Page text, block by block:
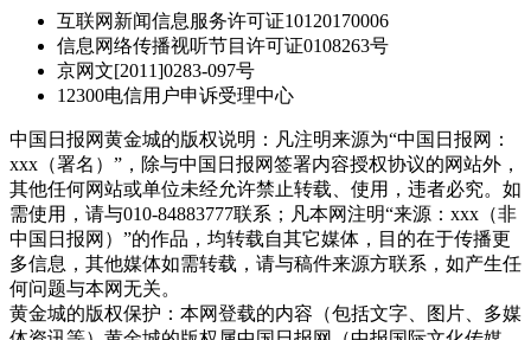
互联网新闻信息服务许可证10120170006
信息网络传播视听节目许可证0108263号
京网文[2011]0283-097号
12300电信用户申诉受理中心
中国日报网黄金城的版权说明：凡注明来源为“中国日报网：
xxx（署名）”，除与中国日报网签署内容授权协议的网站外，
其他任何网站或单位未经允许禁止转载、使用，违者必究。如
需使用，请与010-84883777联系；凡本网注明“来源：xxx（非
中国日报网）”的作品，均转载自其它媒体，目的在于传播更
多信息，其他媒体如需转载，请与稿件来源方联系，如产生任
何问题与本网无关。
黄金城的版权保护：本网登载的内容（包括文字、图片、多媒